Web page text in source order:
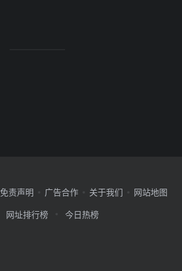
免责声明 广告合作 关于我们
网站地图
网址排行榜 今日热榜